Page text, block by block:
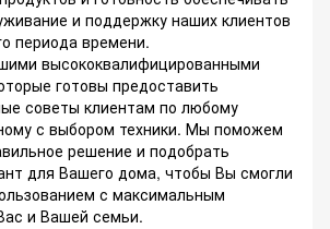
и поддержку наших клиентов
периода времени.
высококвалифицированными
готовы предоставить
советы клиентам по любому
с выбором техники. Мы поможем
решение и подобрать
для Вашего дома, чтобы Вы смогли
с максимальным
и Вашей семьи.